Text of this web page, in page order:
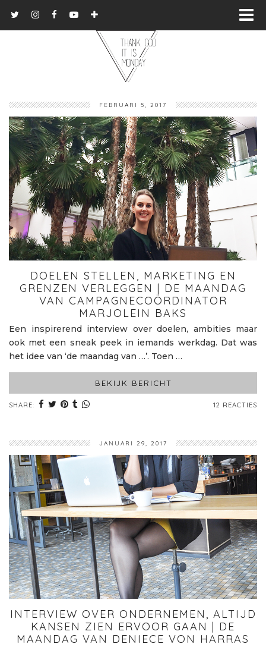
FEBRUARI 5, 2017
DOELEN STELLEN, MARKETING EN
GRENZEN VERLEGGEN | DE MAANDAG
VAN CAMPAGNECOÖRDINATOR
MARJOLEIN BAKS
Een inspirerend interview over doelen, ambities maar
ook met een sneak peek in iemands werkdag. Dat was
het idee van ‘de maandag van …’. Toen …
BEKIJK BERICHT
SHARE: 12 REACTIES
JANUARI 29, 2017
INTERVIEW OVER ONDERNEMEN, ALTIJD
KANSEN ZIEN ERVOOR GAAN | DE
MAANDAG VAN DENIECE VON HARRAS